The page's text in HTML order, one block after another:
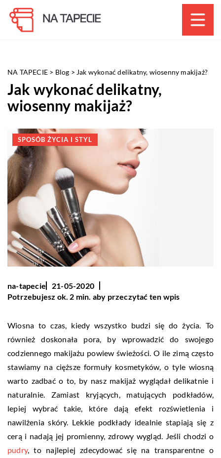
NA TAPECIE > Blog > Jak wykonać delikatny, wiosenny makijaż?
Jak wykonać delikatny,
wiosenny makijaż?
SPOSÓB ŻYCIA I STYL
na-tapecie
21-05-2020
Potrzebujesz ok. 2 min. aby przeczytać ten wpis
Wiosna to czas, kiedy wszystko budzi się do życia. To
również doskonała pora, by wprowadzić do swojego
codziennego makijażu powiew świeżości. O ile zimą często
stawiamy na cięższe formuły kosmetyków, o tyle wiosną
warto zadbać o to, by nasz makijaż wyglądał delikatnie i
naturalnie. Zamiast kryjących, matujących podkładów,
lepiej wybrać takie, które dają efekt rozświetlenia i
nawilżenia skóry. Lekkie podkłady idealnie stapiają się z
cerą i nadają jej promienny, zdrowy wygląd. Jeśli chodzi o
pudry, to najlepiej zdecydować się na transparentne o